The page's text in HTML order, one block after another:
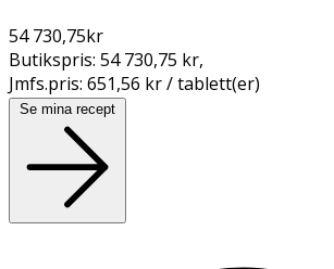
54 730,75kr
Butikspris: 54 730,75 kr,
Jmfs.pris: 651,56 kr / tablett(er)
Se mina recept